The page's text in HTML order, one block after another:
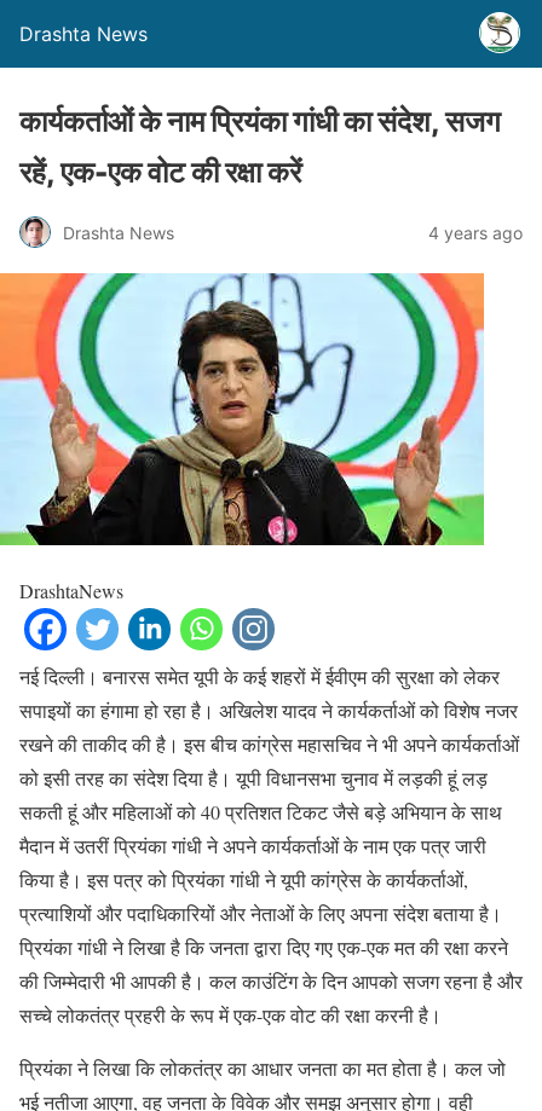
Drashta News
कार्यकर्ताओं के नाम प्रियंका गांधी का संदेश, सजग
रहें, एक-एक वोट की रक्षा करें
Drashta News 4 years ago
DrashtaNews
नई दिल्ली। बनारस समेत यूपी के कई शहरों में ईवीएम की सुरक्षा को लेकर
सपाइयों का हंगामा हो रहा है। अखिलेश यादव ने कार्यकर्ताओं को विशेष नजर
रखने की ताकीद की है। इस बीच कांग्रेस महासचिव ने भी अपने कार्यकर्ताओं
को इसी तरह का संदेश दिया है। यूपी विधानसभा चुनाव में लड़की हूं लड़
सकती हूं और महिलाओं को 40 प्रतिशत टिकट जैसे बड़े अभियान के साथ
मैदान में उतरीं प्रियंका गांधी ने अपने कार्यकर्ताओं के नाम एक पत्र जारी
किया है। इस पत्र को प्रियंका गांधी ने यूपी कांग्रेस के कार्यकर्ताओं,
प्रत्याशियों और पदाधिकारियों और नेताओं के लिए अपना संदेश बताया है।
प्रियंका गांधी ने लिखा है कि जनता द्वारा दिए गए एक-एक मत की रक्षा करने
की जिम्मेदारी भी आपकी है। कल काउंटिंग के दिन आपको सजग रहना है और
सच्चे लोकतंत्र प्रहरी के रूप में एक-एक वोट की रक्षा करनी है।
प्रियंका ने लिखा कि लोकतंत्र का आधार जनता का मत होता है। कल जो
भई नतीजा आएगा, वह जनता के विवेक और समझ अनुसार होगा। वही